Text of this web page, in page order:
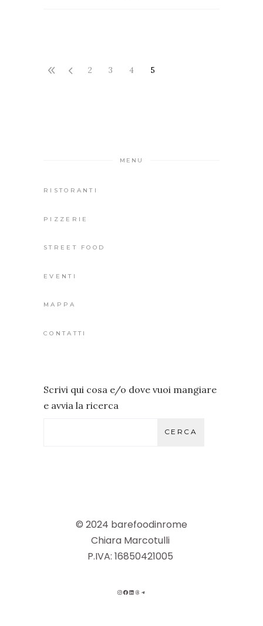
2 3 4 5
MENU
RISTORANTI
PIZZERIE
STREET FOOD
EVENTI
MAPPA
CONTATTI
Scrivi qui cosa e/o dove vuoi mangiare
e avvia la ricerca
CERCA
© 2024 barefoodinrome
Chiara Marcotulli
P.IVA: 16850421005
INSTAGRAM
FACEBOOK
LINKEDIN
THREADS
TELEGRAM